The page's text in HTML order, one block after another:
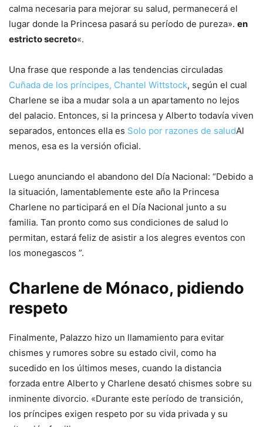
calma necesaria para mejorar su salud, permanecerá el
lugar donde la Princesa pasará su período de pureza». en
estricto secreto«.
Una frase que responde a las tendencias circuladas
Cuñada de los príncipes, Chantel Wittstock, según el cual
Charlene se iba a mudar sola a un apartamento no lejos
del palacio. Entonces, si la princesa y Alberto todavía viven
separados, entonces ella es Solo por razones de saludAl
menos, esa es la versión oficial.
Luego anunciando el abandono del Día Nacional: “Debido a
la situación, lamentablemente este año la Princesa
Charlene no participará en el Día Nacional junto a su
familia. Tan pronto como sus condiciones de salud lo
permitan, estará feliz de asistir a los alegres eventos con
los monegascos ”.
Charlene de Mónaco, pidiendo
respeto
Finalmente, Palazzo hizo un llamamiento para evitar
chismes y rumores sobre su estado civil, como ha
sucedido en los últimos meses, cuando la distancia
forzada entre Alberto y Charlene desató chismes sobre su
inminente divorcio. «Durante este período de transición,
los príncipes exigen respeto por su vida privada y su